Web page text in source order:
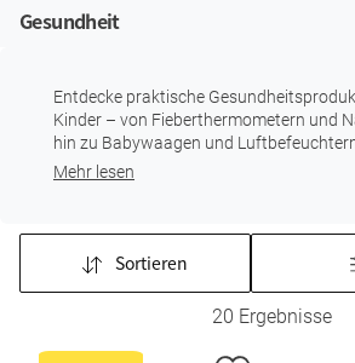
Gesundheit
Entdecke praktische
Kinder – von Fieberthermometern und
hin zu Babywaagen und
hilfreiche Begleiter für die Ausstattung
Mehr lesen
Sortieren
20 Ergebnisse